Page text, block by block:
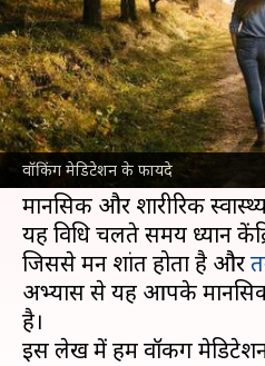
वॉकिंग मेडिटेशन के फायदे
लेखन अंजली Jan 16, 2025 02:09 pm
क्या है खबर?
वॉकिंग मेडिटेशन को चलने की
है।
यह एक सरल और असरदार
मानसिक और शारीरिक
यह विधि चलते समय ध्यान
जिससे मन शांत होता है और
अभ्यास से यह आपके
है।
इस लेख में हम वॉकिंग